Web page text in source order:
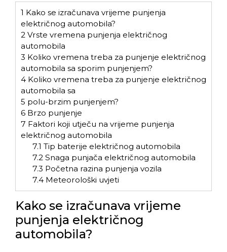
1 Kako se izračunava vrijeme punjenja
električnog automobila?
2 Vrste vremena punjenja električnog
automobila
3 Koliko vremena treba za punjenje električnog
automobila sa sporim punjenjem?
4 Koliko vremena treba za punjenje električnog
automobila sa
5 polu-brzim punjenjem?
6 Brzo punjenje
7 Faktori koji utječu na vrijeme punjenja
električnog automobila
7.1 Tip baterije električnog automobila
7.2Snaga punjača električnog automobila
7.3 Početna razina punjenja vozila
7.4Meteorološki uvjeti
Kako se izračunava vrijeme
punjenja električnog
automobila?